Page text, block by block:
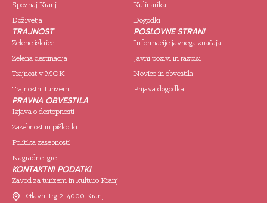
Spoznaj Kranj
Doživetja
Kulinarika
Dogodki
TRAJNOST
Zelene iskrice
Zelena destinacija
Trajnost v MOK
Trajnostni turizem
POSLOVNE STRANI
Informacije javnega značaja
Javni pozivi in razpisi
Novice in obvestila
Prijava dogodka
PRAVNA OBVESTILA
Izjava o dostopnosti
Zasebnost in piškotki
Politika zasebnosti
Nagradne igre
KONTAKTNI PODATKI
Zavod za turizem in kulturo Kranj
Glavni trg 2, 4000 Kranj